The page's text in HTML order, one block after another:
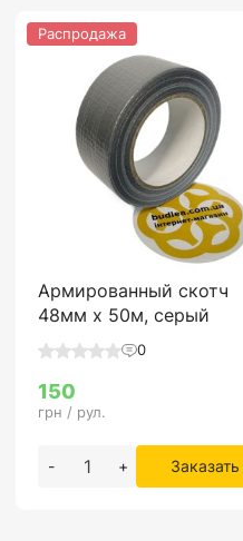
Армированный скотч
48мм х 50м, серый
0
150
грн / рул.
- + Заказать
Распродажа